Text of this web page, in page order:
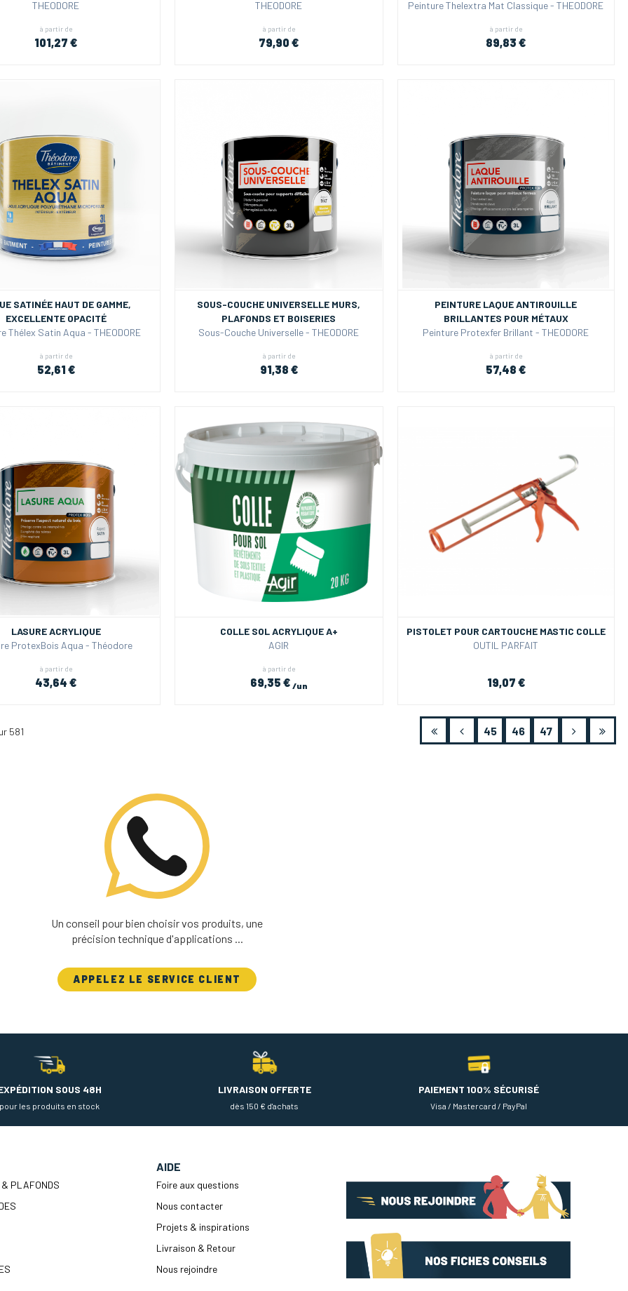
THEODORE
à partir de
101,27 €
THEODORE
à partir de
79,90 €
Peinture Thelextra Mat Classique - THEODORE
à partir de
89,83 €
SATINÉE HAUT DE GAMME,
EXCELLENTE OPACITÉ
Thélex Satin Aqua - THEODORE
à partir de
52,61 €
SOUS-COUCHE UNIVERSELLE MURS,
PLAFONDS ET BOISERIES
Sous-Couche Universelle - THEODORE
à partir de
91,38 €
PEINTURE LAQUE ANTIROUILLE
BRILLANTES POUR MÉTAUX
Peinture Protexfer Brillant - THEODORE
à partir de
57,48 €
LASURE ACRYLIQUE
ProtexBois Aqua - Théodore
à partir de
43,64 €
COLLE SOL ACRYLIQUE A+
AGIR
à partir de
69,35 € /un
PISTOLET POUR CARTOUCHE MASTIC COLLE
OUTIL PARFAIT
19,07 €
581 45 46 47
Un conseil pour bien choisir vos produits, une
précision technique d'applications ...
APPELEZ LE SERVICE CLIENT
SOUS 48H
pour les produits en stock
LIVRAISON OFFERTE
dès 150 € d'achats
PAIEMENT 100% SÉCURISÉ
Visa / Mastercard / PayPal
& PLAFONDS
AIDE
Foire aux questions
Nous contacter
Projets & inspirations
Livraison & Retour
Nous rejoindre